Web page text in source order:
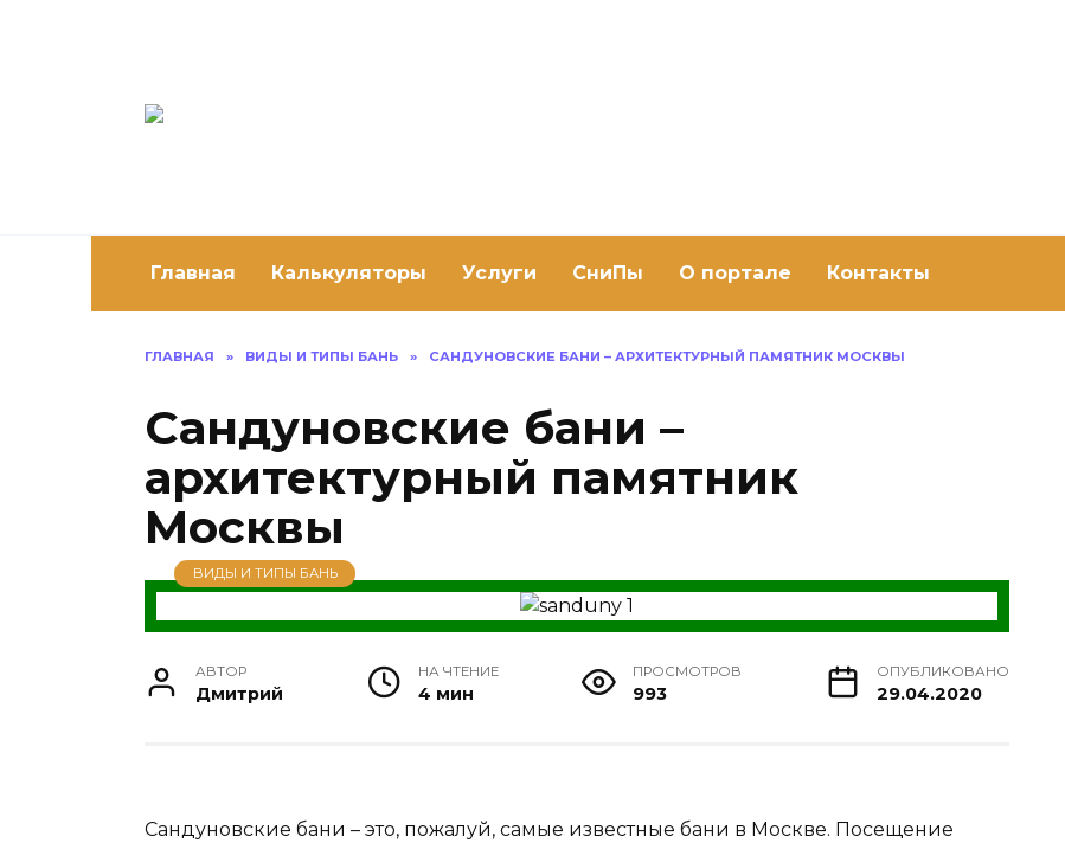
Главная Калькуляторы Услуги СниПы О портале Контакты
ГЛАВНАЯ » ВИДЫ И ТИПЫ БАНЬ » САНДУНОВСКИЕ БАНИ – АРХИТЕКТУРНЫЙ ПАМЯТНИК МОСКВЫ
Сандуновские бани –
архитектурный памятник
Москвы
ВИДЫ И ТИПЫ БАНЬ
АВТОР
Дмитрий
НА ЧТЕНИЕ
4 мин
ПРОСМОТРОВ
993
ОПУБЛИКОВАНО
29.04.2020
Сандуновские бани – это, пожалуй, самые известные бани в Москве. Посещение